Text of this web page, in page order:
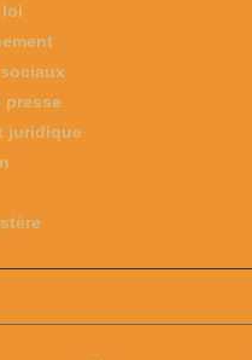
loi
presse
juridique